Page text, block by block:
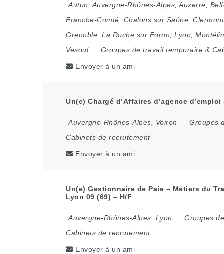
Autun Auvergne-Rhônes-Alpes Auxerre
Franche-Comté
Chalons sur Saône
Grenoble La Roche sur Foron Lyon
Vesoul
Groupes de travail temporaire &
Envoyer à un ami
Un(e) Chargé d’Affaires d’agence
Auvergne-Rhônes-Alpes Voiron
Groupes
Cabinets de recrutement
Envoyer à un ami
Un(e) Gestionnaire de Paie – Métiers du
Lyon 09 (69) – H/F
Auvergne-Rhônes-Alpes Lyon
Groupes
Cabinets de recrutement
Envoyer à un ami